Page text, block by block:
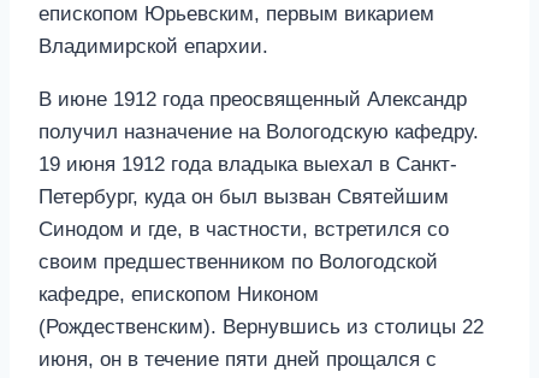
епископом Юрьевским, первым викарием
Владимирской епархии.
В июне 1912 года преосвященный Александр
получил назначение на Вологодскую кафедру.
19 июня 1912 года владыка выехал в Санкт-
Петербург, куда он был вызван Святейшим
Синодом и где, в частности, встретился со
своим предшественником по Вологодской
кафедре, епископом Никоном
(Рождественским). Вернувшись из столицы 22
июня, он в течение пяти дней прощался с